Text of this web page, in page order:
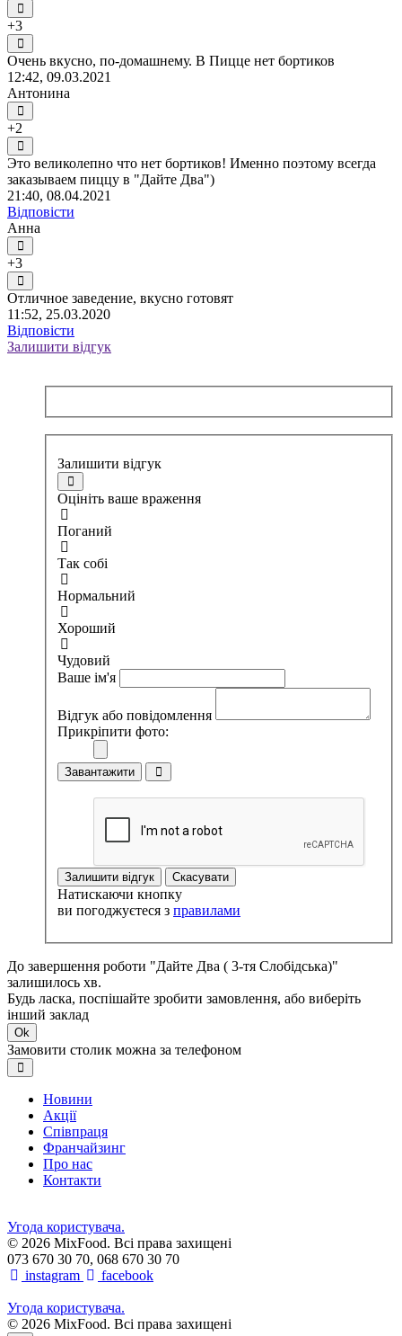
+3
Очень вкусно, по-домашнему. В Пицце нет бортиков
12:42, 09.03.2021
Антонина
+2
Это великолепно что нет бортиков! Именно поэтому всегда
заказываем пиццу в "Дайте Два")
21:40, 08.04.2021
Відповісти
Анна
+3
Отличное заведение, вкусно готовят
11:52, 25.03.2020
Відповісти
Залишити відгук
Залишити відгук
Оцініть ваше враження
Поганий
Так собі
Нормальний
Хороший
Чудовий
Ваше ім'я
Відгук або повідомлення
Прикріпити фото:
Завантажити
Залишити відгук Скасувати
Натискаючи кнопку
ви погоджуєтеся з правилами
До завершення роботи "Дайте Два ( 3-тя Слобідська)"
залишилось хв.
Будь ласка, поспішайте зробити замовлення, або виберіть
інший заклад
Ok
Замовити столик можна за телефоном
Новини
Акції
Співпраця
Франчайзинг
Про нас
Контакти
Угода користувача.
© 2026 MixFood. Всі права захищені
073 670 30 70, 068 670 30 70
instagram
facebook
Угода користувача.
© 2026 MixFood. Всі права захищені